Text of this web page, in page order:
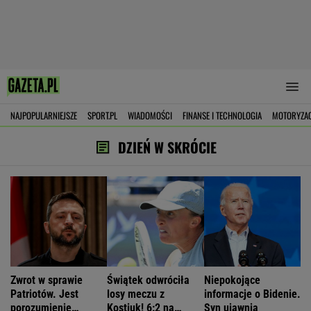
NAJPOPULARNIEJSZE SPORT.PL WIADOMOŚCI FINANSE I TECHNOLOGIA
DZIEŃ W SKRÓCIE
Zwrot w sprawie
Patriotów. Jest
porozumienie
Świątek odwróciła
losy meczu z
Kostiuk! 6:2 na
Niepokojące
informacje o Bidenie.
Syn ujawnia